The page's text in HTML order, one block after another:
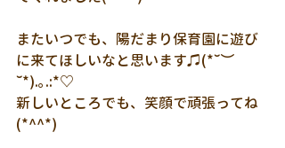
またいつでも、陽だまり保育園に遊び
に来てほしいなと思います♫(*˘︶
˘*).｡.:*♡
新しいところでも、笑顔で頑張ってね
(*^^*)